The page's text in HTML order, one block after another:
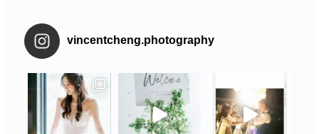
vincentcheng.photography